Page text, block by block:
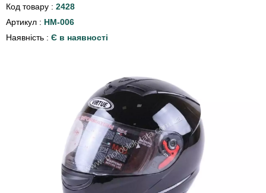
Код товару : 2428
Артикул : HM-006
Наявність : Є в наявності